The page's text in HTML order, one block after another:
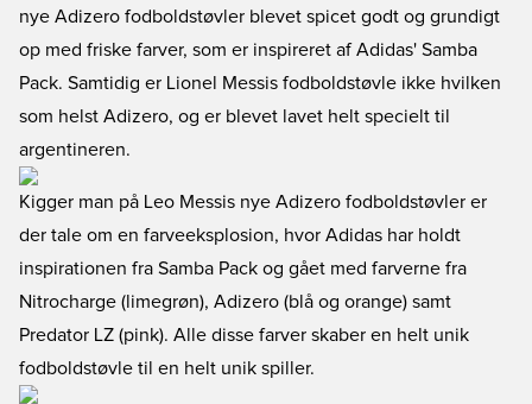
nye Adizero fodboldstøvler blevet spicet godt og grundigt
op med friske farver, som er inspireret af Adidas' Samba
Pack. Samtidig er Lionel Messis fodboldstøvle ikke hvilken
som helst Adizero, og er blevet lavet helt specielt til
argentineren.
Kigger man på Leo Messis nye Adizero fodboldstøvler er
der tale om en farveeksplosion, hvor Adidas har holdt
inspirationen fra Samba Pack og gået med farverne fra
Nitrocharge (limegrøn), Adizero (blå og orange) samt
Predator LZ (pink). Alle disse farver skaber en helt unik
fodboldstøvle til en helt unik spiller.